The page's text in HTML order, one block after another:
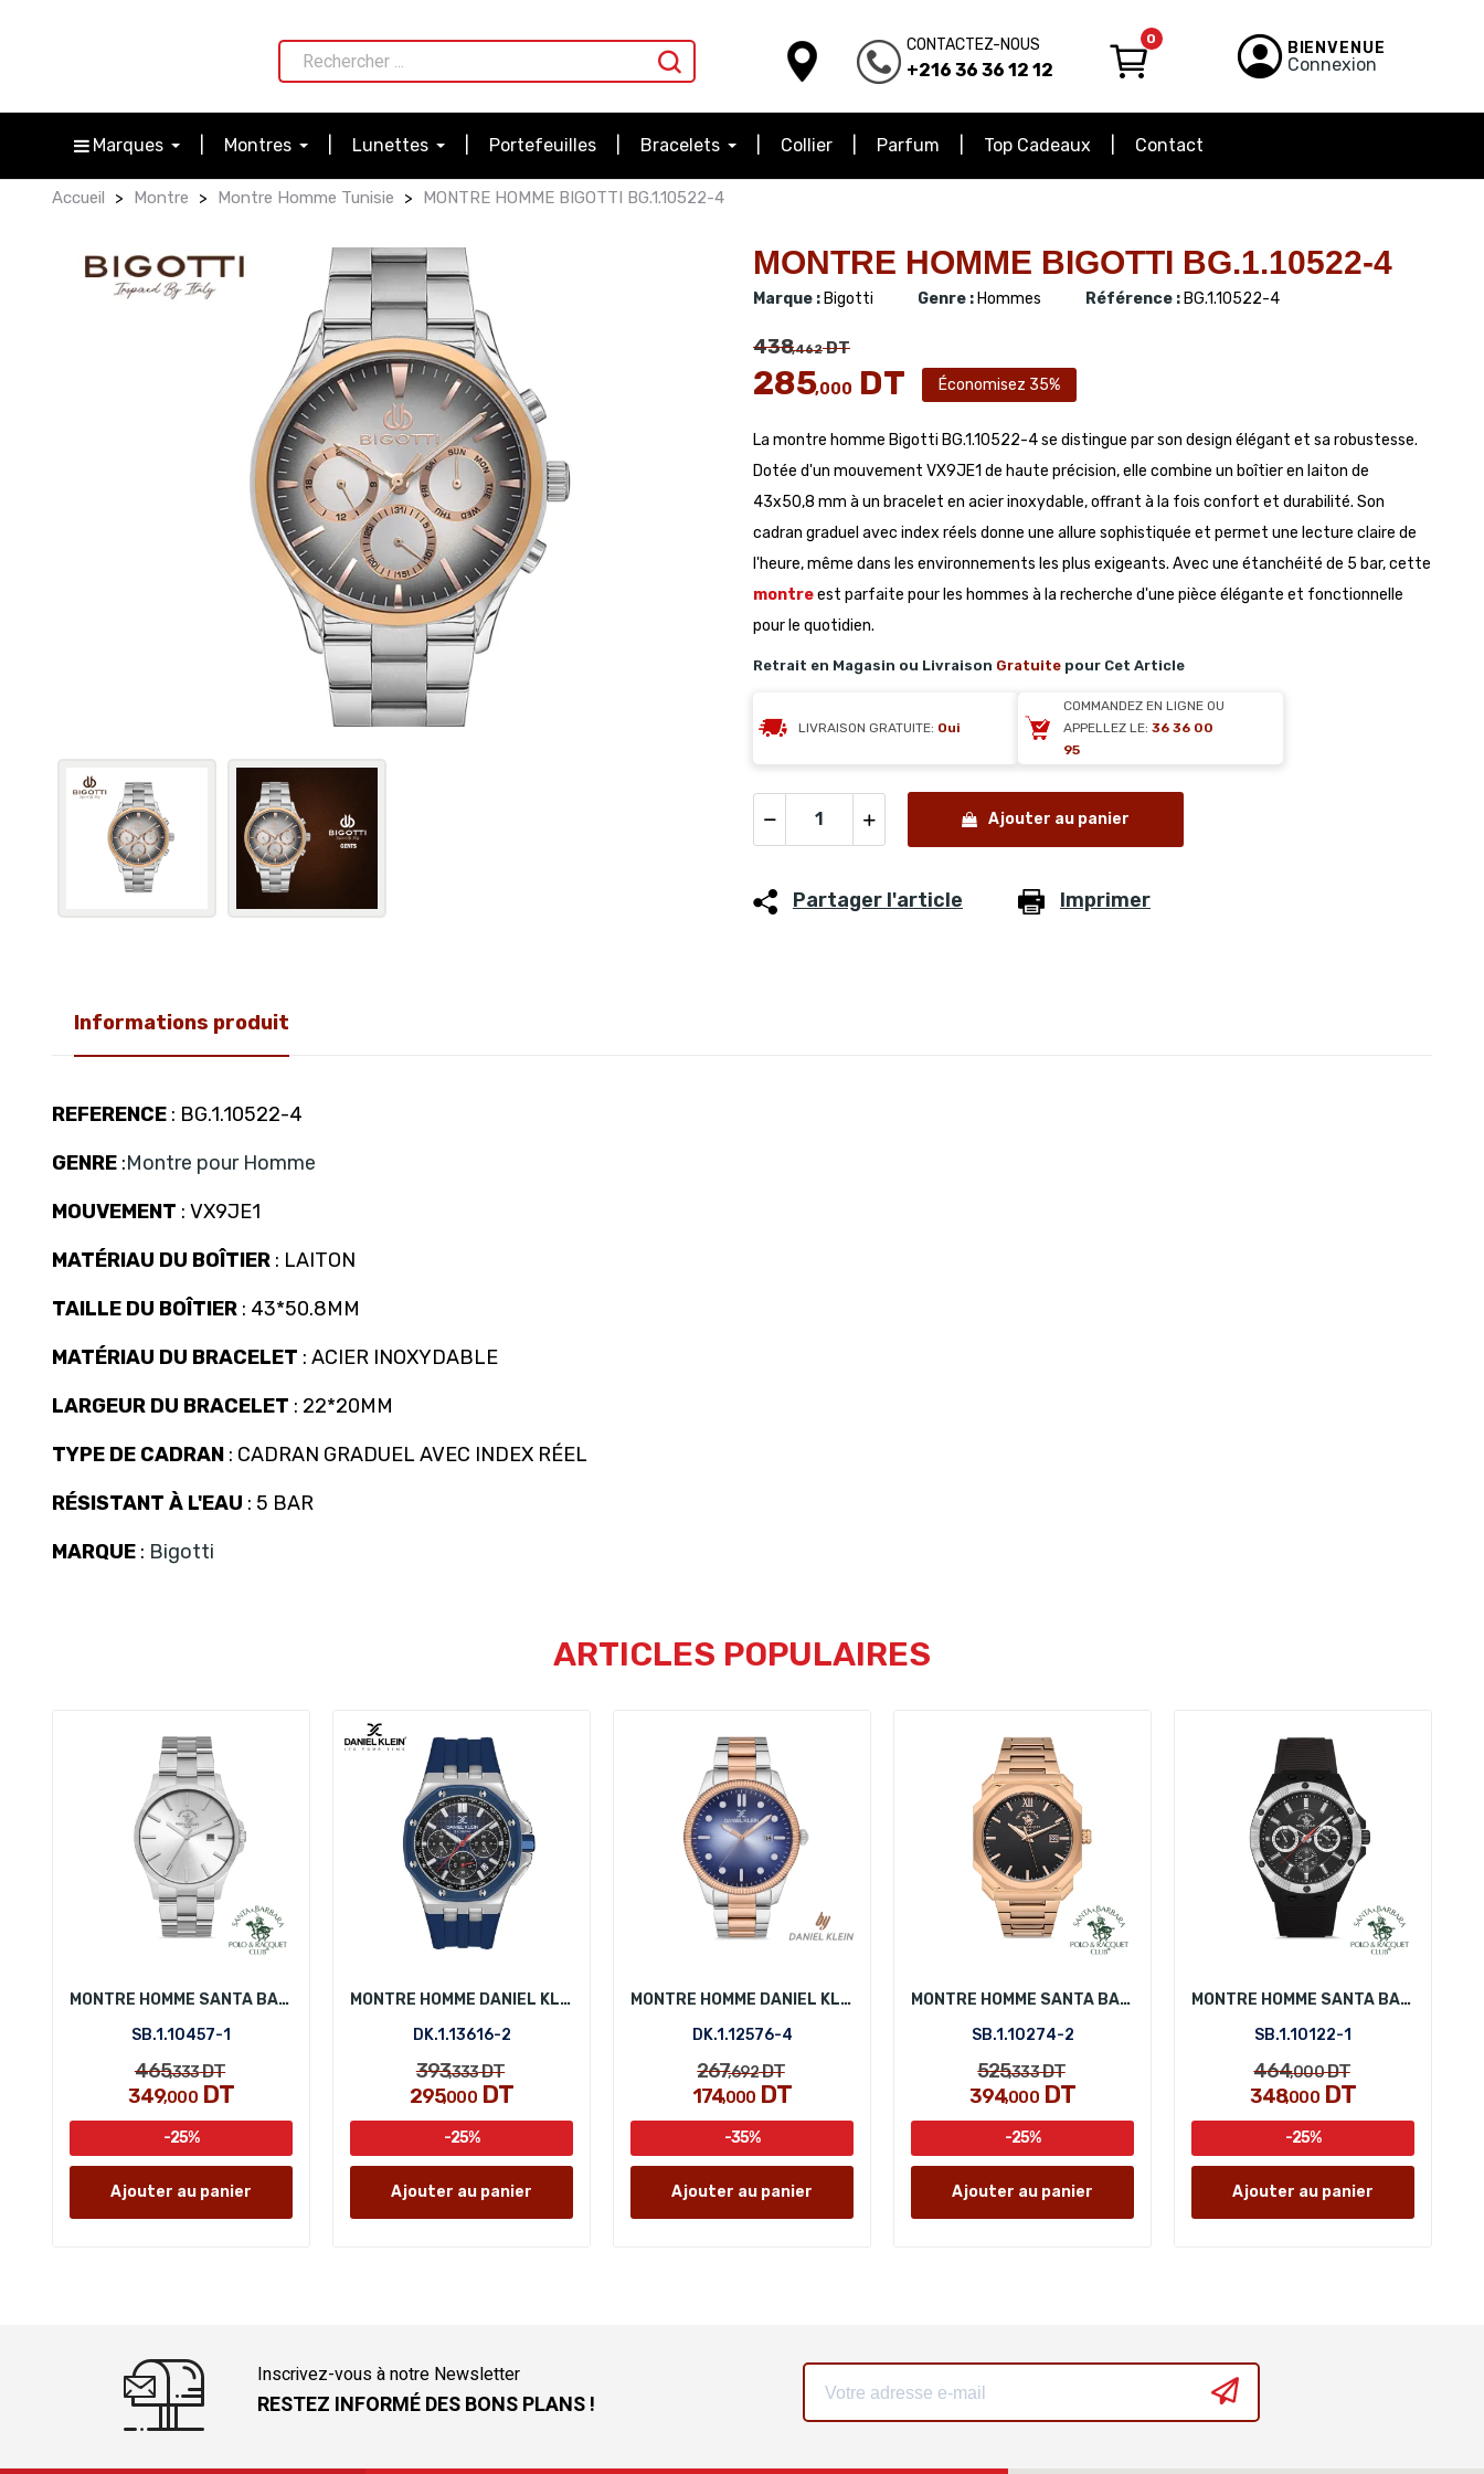
CONTACTEZ-NOUS
+216 36 36 12 12
0 BIENVENUE
Connexion
Marques Montres Lunettes Portefeuilles Bracelets Collier Parfum Top Cadeaux Contact
Accueil Montre Montre Homme Tunisie MONTRE HOMME BIGOTTI BG.1.10522-4
MONTRE HOMME BIGOTTI BG.1.10522-4
Marque : Bigotti Genre : Hommes Référence : BG.1.10522-4
438,462DT
285,000 DT Économisez 35%
La montre homme Bigotti BG.1.10522-4 se distingue par son design élégant et sa robustesse.
Dotée d'un mouvement VX9JE1 de haute précision, elle combine un boîtier en laiton de
43x50,8 mm à un bracelet en acier inoxydable, offrant à la fois confort et durabilité. Son
cadran graduel avec index réels donne une allure sophistiquée et permet une lecture claire de
l'heure, même dans les environnements les plus exigeants. Avec une étanchéité de 5 bar, cette
montreest parfaite pour les hommes à la recherche d'une pièce élégante et fonctionnelle
pour le quotidien.
Retrait en Magasin ou Livraison Gratuite pour Cet Article
LIVRAISON GRATUITE: Oui
COMMANDEZ EN LIGNE OU
APPELLEZ LE: 36 36 00
95
Ajouter au panier
Partager l'article Imprimer
Informations produit
REFERENCE : BG.1.10522-4
GENRE :Montre pour Homme
MOUVEMENT : VX9JE1
MATÉRIAU DU BOÎTIER : LAITON
TAILLE DU BOÎTIER : 43*50.8MM
MATÉRIAU DU BRACELET : ACIER INOXYDABLE
LARGEUR DU BRACELET : 22*20MM
TYPE DE CADRAN : CADRAN GRADUEL AVEC INDEX RÉEL
RÉSISTANT À L'EAU : 5 BAR
MARQUE : Bigotti
ARTICLES POPULAIRES
MONTRE HOMME SANTA BARBARA POLO SB.1.10457-1
SB.1.10457-1
465,333DT
349,000DT
-25%
Ajouter au panier
MONTRE HOMME DANIEL KLEIN DK.1.13616-2
DK.1.13616-2
393,333DT
295,000DT
-25%
Ajouter au panier
MONTRE HOMME DANIEL KLEIN DK.1.12576-4
DK.1.12576-4
267,692DT
174,000 DT
-35%
Ajouter au panier
MONTRE HOMME SANTA BARBARA POLO SB.1.10274-2
SB.1.10274-2
525,333DT
394,000DT
-25%
Ajouter au panier
MONTRE HOMME SANTA BARBARA POLO SB.1.10122-1
SB.1.10122-1
464,000DT
348,000DT
-25%
Ajouter au panier
Inscrivez-vous à notre Newsletter
RESTEZ INFORMÉ DES BONS PLANS !